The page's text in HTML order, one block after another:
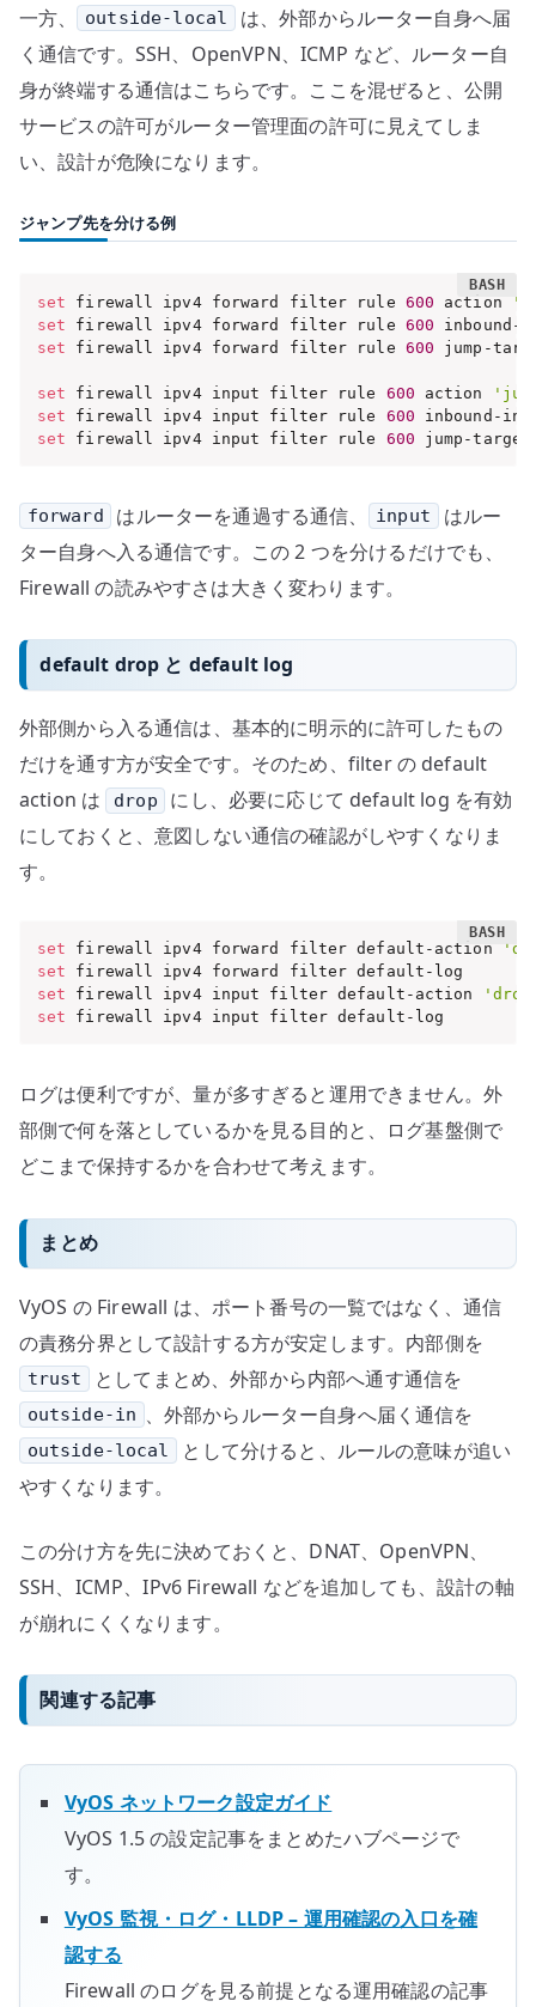
一方、 outside-local
は、外部からルーター自身へ届
く通信です。SSH、OpenVPN、ICMP など、ルーター自
身が終端する通信はこちらです。ここを混ぜると、公開
サービスの許可がルーター管理面の許可に見えてしま
い、設計が危険になります。
ジャンプ先を分ける例
set firewall ipv4 forward filter rule 600 action
set firewall ipv4 forward filter rule 600 inbound-
set firewall ipv4 forward filter rule 600 jump-
set firewall ipv4 input filter rule 600 action
set firewall ipv4 input filter rule 600 inbound-
set firewall ipv4 input filter rule 600 jump-
forward はルーターを通過する通信、 input
はルー
ター自身へ入る通信です。この 2 つを分けるだけでも、
Firewall の読みやすさは大きく変わります。
default drop と default log
外部側から入る通信は、基本的に明示的に許可したもの
だけを通す方が安全です。そのため、filter の default
action は
drop
にし、必要に応じて default log を有効
にしておくと、意図しない通信の確認がしやすくなりま
す。
set firewall ipv4 forward filter default-action
set
set firewall ipv4 input filter default-action
set firewall ipv4 input filter default-log
ログは便利ですが、量が多すぎると運用できません。外
部側で何を落としているかを見る目的と、ログ基盤側で
どこまで保持するかを合わせて考えます。
まとめ
VyOS の Firewall は、ポート番号の一覧ではなく、通信
の責務分界として設計する方が安定します。内部側を
trust としてまとめ、外部から内部へ通す通信を
outside-in 、外部からルーター自身へ届く通信を
outside-local
として分けると、ルールの意味が追い
やすくなります。
この分け方を先に決めておくと、DNAT、OpenVPN、
SSH、ICMP、IPv6 Firewall などを追加しても、設計の軸
が崩れにくくなります。
関連する記事
VyOS ネットワーク設定ガイド
VyOS 1.5 の設定記事をまとめたハブページで
す。
VyOS 監視・ログ・LLDP – 運用確認の入口を確
認する
Firewall のログを見る前提となる運用確認の記事